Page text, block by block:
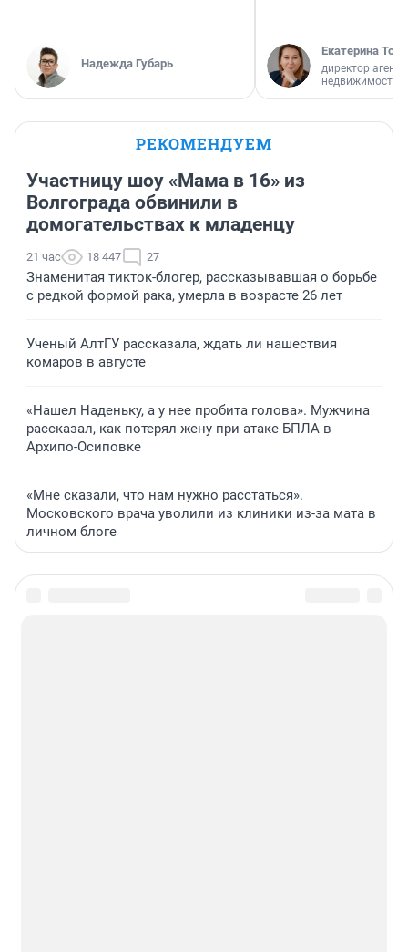
Надежда Губарь
Екатерина
директор
недвижимости
РЕКОМЕНДУЕМ
Участницу шоу «Мама в 16» из
Волгограда обвинили в
домогательствах к младенцу
21 час 18 447 27
Знаменитая тикток-блогер, рассказывавшая о борьбе
с редкой формой рака, умерла в возрасте 26 лет
Ученый АлтГУ рассказала, ждать ли нашествия
комаров в августе
«Нашел Наденьку, а у нее пробита голова». Мужчина
рассказал, как потерял жену при атаке БПЛА в
Архипо-Осиповке
«Мне сказали, что нам нужно расстаться».
Московского врача уволили из клиники из-за мата в
личном блоге